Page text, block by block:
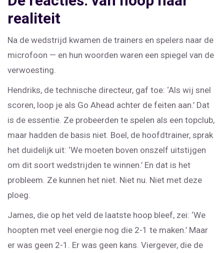
realiteit
Na de wedstrijd kwamen de trainers en spelers naar de
microfoon — en hun woorden waren een spiegel van de
verwoesting.
Hendriks, de technische directeur, gaf toe: ‘Als wij snel
scoren, loop je als Go Ahead achter de feiten aan.’ Dat
is de essentie. Ze probeerden te spelen als een topclub,
maar hadden de basis niet. Boel, de hoofdtrainer, sprak
het duidelijk uit: ‘We moeten boven onszelf uitstijgen
om dit soort wedstrijden te winnen.’ En dat is het
probleem. Ze kunnen het niet. Niet nu. Niet met deze
ploeg.
James, die op het veld de laatste hoop bleef, zei: ‘We
hoopten met veel energie nog die 2-1 te maken.’ Maar
er was geen 2-1. Er was geen kans. Viergever, die de